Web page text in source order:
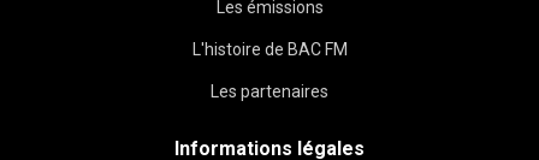
Les émissions
L'histoire de BAC FM
Les partenaires
Informations légales